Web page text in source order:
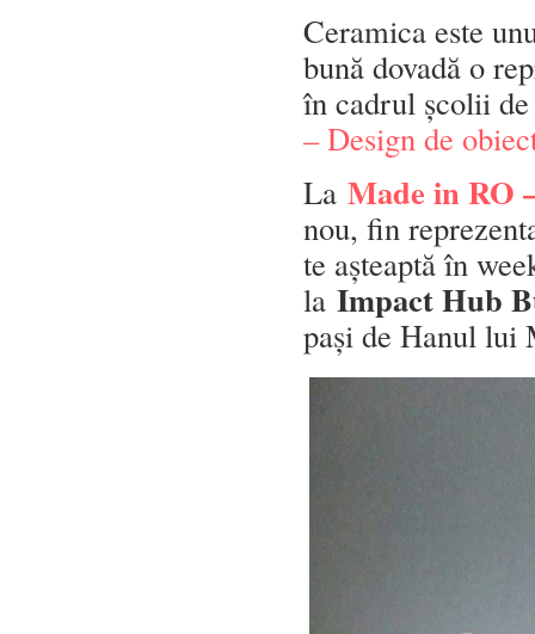
Ceramica este
bună dovadă o
în cadrul școlii
– Design de
La Made in RO
nou, fin
te așteaptă în
la Impact Hub
pași de Hanul lui